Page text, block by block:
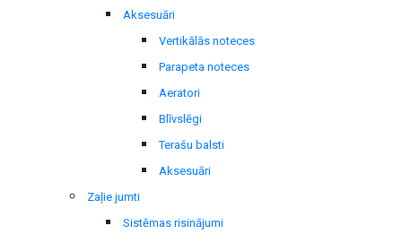
Aksesuāri
Vertikālās noteces
Parapeta noteces
Aeratori
Blīvslēgi
Terašu balsti
Aksesuāri
Zaļie jumti
Sistēmas risinājumi